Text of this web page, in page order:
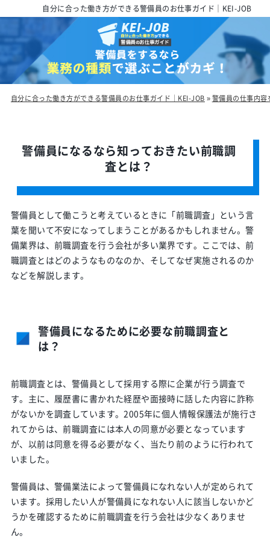
自分に合った働き方ができる警備員のお仕事ガイド｜KEI-JOB
自分に合った働き方ができる警備員のお仕事ガイド｜KEI-JOB »警備員の仕事内
警備員になるなら知っておきたい前職調
査とは？
警備員として働こうと考えているときに「前職調査」という言
葉を聞いて不安になってしまうことがあるかもしれません。警
備業界は、前職調査を行う会社が多い業界です。ここでは、前
職調査とはどのようなものなのか、そしてなぜ実施されるのか
などを解説します。
警備員になるために必要な前職調査と
は？
前職調査とは、警備員として採用する際に企業が行う調査で
す。主に、履歴書に書かれた経歴や面接時に話した内容に詐称
がないかを調査しています。2005年に個人情報保護法が施行さ
れてからは、前職調査には本人の同意が必要となっています
が、以前は同意を得る必要がなく、当たり前のように行われて
いました。
警備員は、警備業法によって警備員になれない人が定められて
います。採用したい人が警備員になれない人に該当しないかど
うかを確認するために前職調査を行う会社は少なくありませ
ん。